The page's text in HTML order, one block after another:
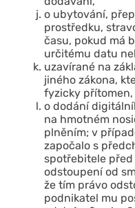
o ubytování,
prostředku,
času, pokud má
určitému datu
uzavírané na
jiného zákona,
fyzicky přítomen,
o dodání
na hmotném
plněním; v
započalo s
spotřebitele
odstoupení od
že tím právo
podnikatel mu